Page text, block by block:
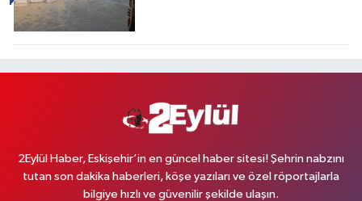
2Eylül Haber, Eskişehir’in en güncel haber sitesi! Şehrin nabzını
tutan son dakika haberleri, köşe yazıları ve özel röportajlarla
bilgiye hızlı ve güvenilir şekilde ulaşın.